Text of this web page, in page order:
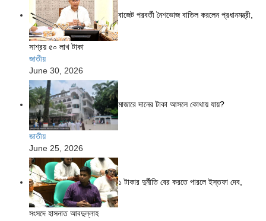
বাজেট পরবর্তী নৈশভোজ বাতিল করলেন প্রধানমন্ত্রী,
সাশ্রয় ৫০ লাখ টাকা
জাতীয়
June 30, 2026
মাজারে দানের টাকা আসলে কোথায় যায়?
জাতীয়
June 25, 2026
১ টাকার দুর্নীতি বের করতে পারলে ইস্তফা দেব,
সংসদে হাসনাত আবদুল্লাহ